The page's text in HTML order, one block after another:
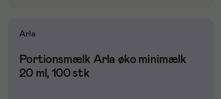
Arla
Portionsmælk Arla øko minimælk
20 ml, 100 stk